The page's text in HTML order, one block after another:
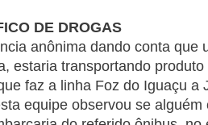
DE DROGAS
anônima dando conta que
estaria transportando
faz a linha Foz do Iguaçu a
equipe observou se alguém